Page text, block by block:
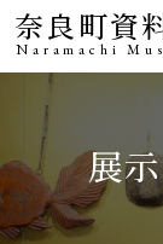
奈良町資
Naramachi
HOME
展